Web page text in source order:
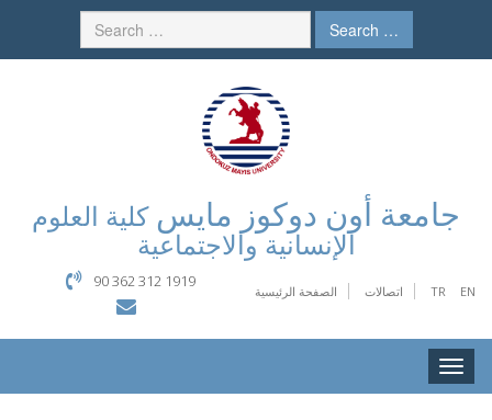
Search …
جامعة أون دوكوز مايسكلية العلوم
الإنسانية والاجتماعية
الصفحة الرئيسية اتصالات TR EN
90 362 312 1919
Toggle